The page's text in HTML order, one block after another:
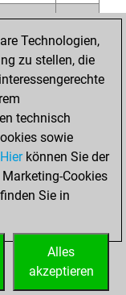
0
0
0
0
0
Technologien,
zu stellen, die
technisch
sowie
Hierkönnen Sie der
Cookies
Sie in
Alles
akzeptieren